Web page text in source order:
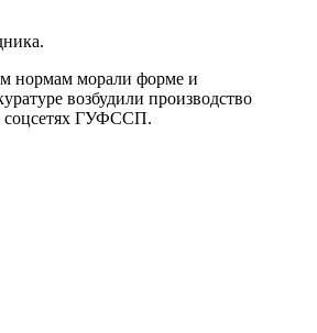
нормам морали форме и
возбудили производство
соцсетях ГУФССП.